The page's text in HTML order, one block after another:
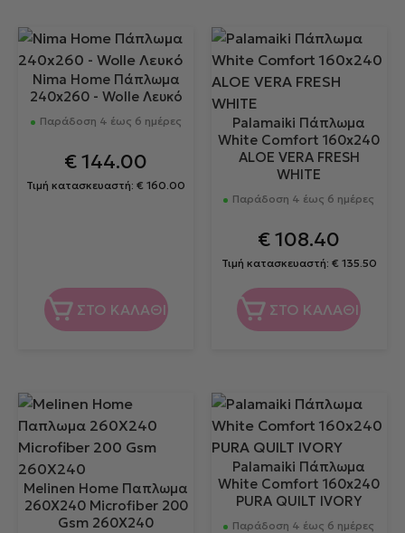
Nima Home Πάπλωμα
240x260 - Wolle Λευκό
Παράδοση 4 έως 6 ημέρες
€144.00
Τιμή κατασκευαστή:€ 160.00
ΣΤΟ ΚΑΛΑΘΙ
Palamaiki Πάπλωμα
White Comfort 160x240
ALOE VERA FRESH
WHITE
Παράδοση 4 έως 6 ημέρες
€108.40
Τιμή κατασκευαστή: € 135.50
ΣΤΟ ΚΑΛΑΘΙ
Melinen Home Παπλωμα
260Χ240 Microfiber 200
Gsm 260X240
Palamaiki Πάπλωμα
White Comfort 160x240
PURA QUILT IVORY
Παράδοση 4 έως 6 ημέρες